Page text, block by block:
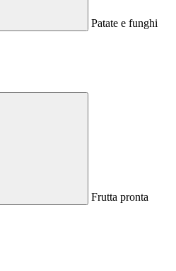
Patate e funghi
Frutta pronta